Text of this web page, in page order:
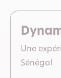
Une
Sénégal